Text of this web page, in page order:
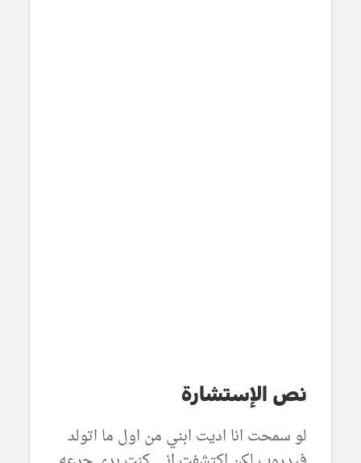
نص الإستشارة
لو سمحت انا اديت ابني من اول ما اتولد